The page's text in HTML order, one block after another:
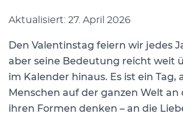
Aktualisiert: 27. April 2026
Den Valentinstag feiern wir jedes
aber seine Bedeutung reicht weit
im Kalender hinaus. Es ist ein Tag,
Menschen auf der ganzen Welt an
ihren Formen denken – an die